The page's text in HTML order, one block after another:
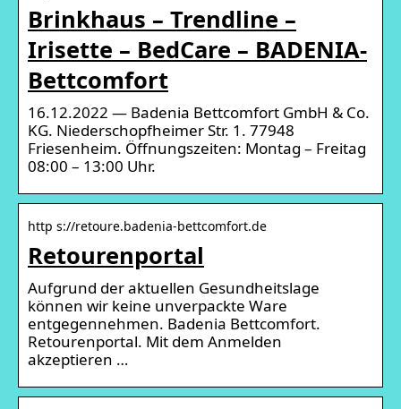
Brinkhaus – Trendline –
Irisette – BedCare – BADENIA-
Bettcomfort
16.12.2022 — Badenia Bettcomfort GmbH & Co.
KG. Niederschopfheimer Str. 1. 77948
Friesenheim. Öffnungszeiten: Montag – Freitag
08:00 – 13:00 Uhr.
http s://retoure.badenia-bettcomfort.de
Retourenportal
Aufgrund der aktuellen Gesundheitslage
können wir keine unverpackte Ware
entgegennehmen. Badenia Bettcomfort.
Retourenportal. Mit dem Anmelden
akzeptieren …